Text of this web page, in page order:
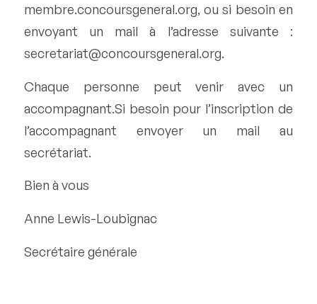
membre.concoursgeneral.org, ou si besoin en
envoyant un mail à l’adresse suivante :
secretariat@concoursgeneral.org.
Chaque personne peut venir avec un
accompagnant.Si besoin pour l’inscription de
l’accompagnant envoyer un mail au
secrétariat.
Bien à vous
Anne Lewis-Loubignac
Secrétaire générale